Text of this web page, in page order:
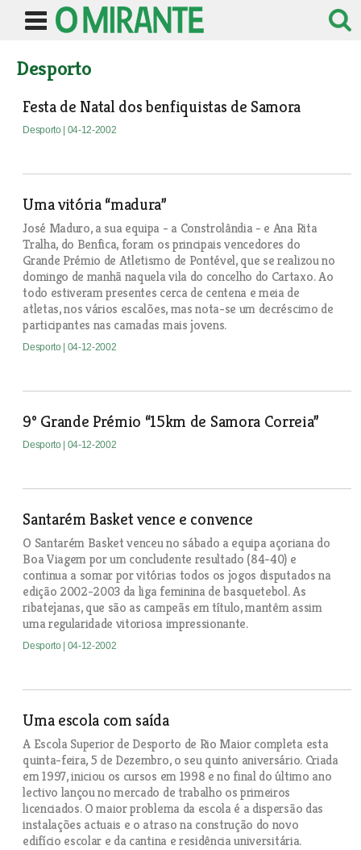
Desporto
Festa de Natal dos benfiquistas de Samora
Desporto | 04-12-2002
Uma vitória “madura”
José Maduro, a sua equipa - a Constrolândia - e Ana Rita
Tralha, do Benfica, foram os principais vencedores do
Grande Prémio de Atletismo de Pontével, que se realizou no
domingo de manhã naquela vila do concelho do Cartaxo. Ao
todo estiveram presentes cerca de centena e meia de
atletas, nos vários escalões, mas nota-se um decréscimo de
participantes nas camadas mais jovens.
Desporto | 04-12-2002
9º Grande Prémio “15km de Samora Correia”
Desporto | 04-12-2002
Santarém Basket vence e convence
O Santarém Basket venceu no sábado a equipa açoriana do
Boa Viagem por um concludente resultado (84-40) e
continua a somar por vitórias todos os jogos disputados na
edição 2002-2003 da liga feminina de basquetebol. As
ribatejanas, que são as campeãs em título, mantêm assim
uma regularidade vitoriosa impressionante.
Desporto | 04-12-2002
Uma escola com saída
A Escola Superior de Desporto de Rio Maior completa esta
quinta-feira, 5 de Dezembro, o seu quinto aniversário. Criada
em 1997, iniciou os cursos em 1998 e no final do último ano
lectivo lançou no mercado de trabalho os primeiros
licenciados. O maior problema da escola é a dispersão das
instalações actuais e o atraso na construção do novo
edifício escolar e da cantina e residência universitária.